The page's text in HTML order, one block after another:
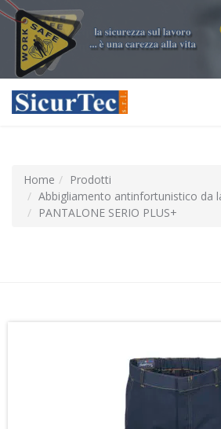
Home
Prodotti
Abbigliamento antinfortunistico da
PANTALONE SERIO PLUS+